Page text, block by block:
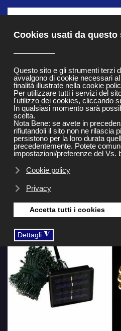
Cookies usati da questo
Questo sito e gli strumenti terzi
avvalgono di cookie necessari
finalità illustrate nella cookie
Per utilizzare tutti i servizi del
l'utilizzo dei cookies, cliccando
In qualsiasi momento sarà
scelta.
Nota Bene: se avete in
rifiutandoli il sito non ne rilascia
persistono per la loro durata
precedentemente. Potete
impostazioni/preferenze del Vs.
Dettagli ◮
Cookie policy
Privacy
Accetta tutti i cookies